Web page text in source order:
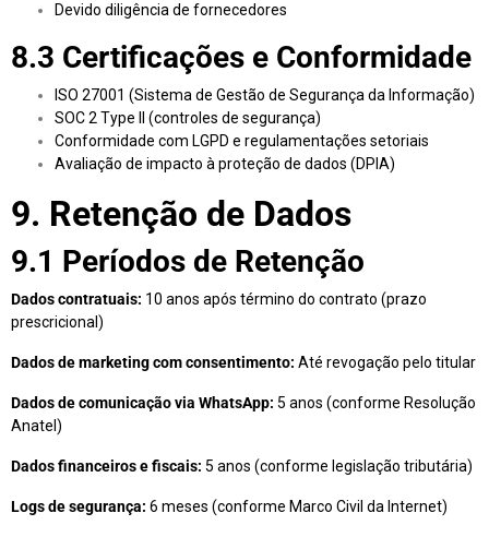
Devido diligência de fornecedores
8.3 Certificações e Conformidade
ISO 27001 (Sistema de Gestão de Segurança da Informação)
SOC 2 Type II (controles de segurança)
Conformidade com LGPD e regulamentações setoriais
Avaliação de impacto à proteção de dados (DPIA)
9. Retenção de Dados
9.1 Períodos de Retenção
Dados contratuais: 10 anos após término do contrato (prazo
prescricional)
Dados de marketing com consentimento: Até revogação pelo titular
Dados de comunicação via WhatsApp: 5 anos (conforme Resolução
Anatel)
Dados financeiros e fiscais: 5 anos (conforme legislação tributária)
Logs de segurança: 6 meses (conforme Marco Civil da Internet)